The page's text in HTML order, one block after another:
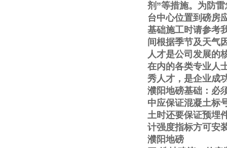
剂 ”等措施。为防
台中心位置到磅房
基础施工时请参考
间根据季节及天气
人才是公司发展的
在内的各类专业人
秀人才，是企业成
濮阳地磅基础：必
中应保证混凝土标
土时还要保证预埋
计强度指标方可安
濮阳地磅